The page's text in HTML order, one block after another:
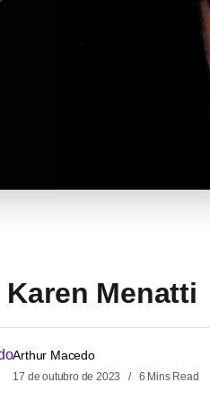
Menatti
Arthur Macedo
17 de outubro de 2023 6 Mins Read